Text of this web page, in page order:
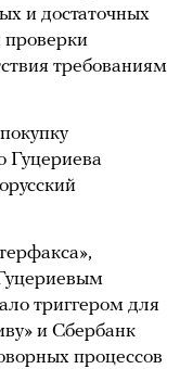
и достаточных
проверки
требованиям
Гуцериева
триггером для
и Сбербанк
процессов